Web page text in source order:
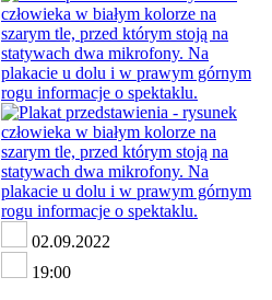
02.09.2022
19:00